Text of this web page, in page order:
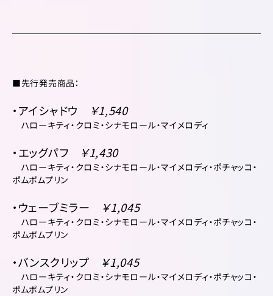
■先行発売商品：
・アイシャドウ ￥1,540
ハローキティ・クロミ・シナモロール・マイメロディ
・エッグパフ ￥1,430
ハローキティ・クロミ・シナモロール・マイメロディ・ポチャッコ・
ポムポムプリン
・ウェーブミラー ￥1,045
ハローキティ・クロミ・シナモロール・マイメロディ・ポチャッコ・
ポムポムプリン
・バンスクリップ ￥1,045
ハローキティ・クロミ・シナモロール・マイメロディ・ポチャッコ・
ポムポムプリン